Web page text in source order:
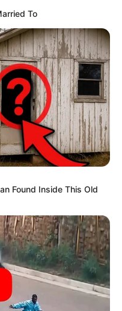
To
Found Inside This Old